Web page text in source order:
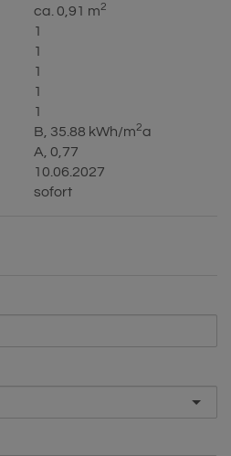
ca. 0,91 m2
1
1
1
1
1
B, 35.88 kWh/m2a
A, 0,77
10.06.2027
sofort